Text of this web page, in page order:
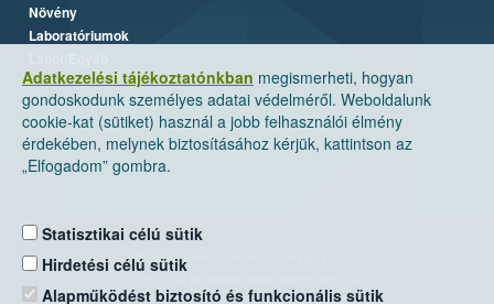
Adatkezelési tájékoztatónkban megismerheti, hogyan
gondoskodunk személyes adatai védelméről. Weboldalunk
cookie-kat (sütiket) használ a jobb felhasználói élmény
érdekében, melynek biztosításához kérjük, kattintson az
„Elfogadom” gombra.
Statisztikai célú sütik
Hirdetési célú sütik
Alapműködést biztosító és funkcionális sütik
Növény
Laboratóriumok
Nemzeti Élelmiszerlánc-biztonsági Hivatal
Levelezési cím: 1525 Budapest. Pf. 30.